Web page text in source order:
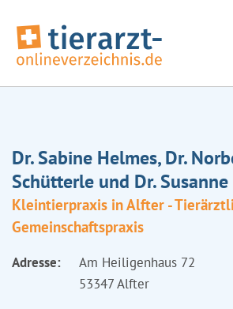
Dr. Sabine Helmes, Dr.
Schütterle und Dr.
Kleintierpraxis in Alfter -
Gemeinschaftspraxis
Adresse:
Am Heiligenhaus 72
53347 Alfter